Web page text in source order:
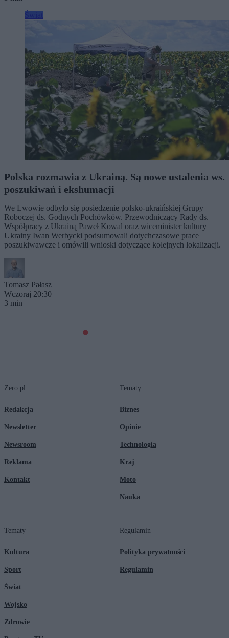
Polska rozmawia z Ukrainą. Są nowe ustalenia ws.
poszukiwań i ekshumacji
We Lwowie odbyło się posiedzenie polsko-ukraińskiej Grupy
Roboczej ds. Godnych Pochówków. Przewodniczący Rady ds.
Współpracy z Ukrainą Paweł Kowal oraz wiceminister kultury
Ukrainy Iwan Werbycki podsumowali dotychczasowe prace
poszukiwawcze i omówili wnioski dotyczące kolejnych lokalizacji.
Tomasz Pałasz
Wczoraj 20:30
3 min
Zero.pl
Redakcja
Newsletter
Newsroom
Reklama
Kontakt
Tematy
Biznes
Opinie
Technologia
Kraj
Moto
Nauka
Tematy
Kultura
Sport
Świat
Wojsko
Zdrowie
Regulamin
Polityka prywatności
Regulamin